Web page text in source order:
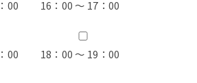
00 16：00 ～ 17：00
00 18：00 ～ 19：00